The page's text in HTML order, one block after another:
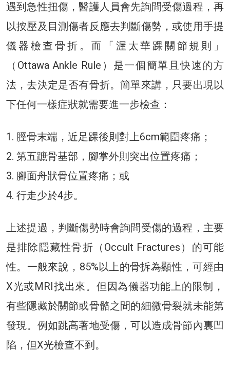
遇到急性扭傷，醫護人員會先詢問受傷過程，再
以按壓及目測傷者反應去判斷傷勢，或使用手提
儀器檢查骨折。而「渥太華踝關節規則」
（Ottawa Ankle Rule）是一個簡單且快速的方
法，去決定是否有骨折。簡單來講，只要出現以
下任何一樣症狀就需要進一步檢查：
1. 脛骨末端，近足踝後則對上6cm範圍疼痛；
2. 第五蹠骨基部，腳掌外則突出位置疼痛；
3. 腳面舟狀骨位置疼痛；或
4. 行走少於4步。
上述提過，判斷傷勢時會詢問受傷的過程，主要
是排除隱藏性骨折（Occult Fractures）的可能
性。一般來說，85%以上的骨拆為顯性，可經由
X光或MRI找出來。但因為儀器功能上的限制，
有些隱藏於關節或骨骼之間的細微骨裂就未能第
發現。例如跳高著地受傷，可以造成骨節內裏凹
陷，但X光檢查不到。